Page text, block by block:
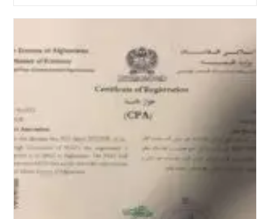
Афганистана
2023,
2-
3
августа